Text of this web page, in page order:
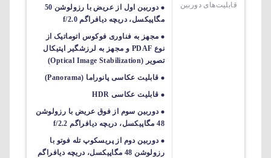
قابلیت‌های دوربین‌
دوربین اول از عریض با رزولوشن 50
مگاپیکسل، دریچه دیافراگم f/2.0
مجهز به فناوری فوکوس اتوماتیک از
نوع PDAF و مجهز به لرزشگیر اپتیکال
تصویر (Optical Image Stabilization)
قابلیت عکاسی پانوراما (Panorama)
قابلیت عکاسی HDR
دوربین سوم از فوق عریض با رزولوشن
48 مگاپیکسل، دریچه دیافراگم f/2.2
دوربین دوم از پریسکوپ تله فوتو با
رزولوشن 48 مگاپیکسل، دریچه دیافراگم